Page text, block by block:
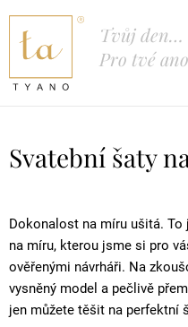
Tvůj den…
Pro tvé ano
Svatební šaty
Dokonalost na míru ušitá. To
na míru, kterou jsme si pro
ověřenými návrháři. Na
vysněný model a pečlivě
jen můžete těšit na perfektní